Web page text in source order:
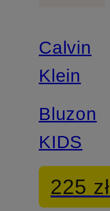
Calvin
Klein
Bluzon
KIDS
225 zł